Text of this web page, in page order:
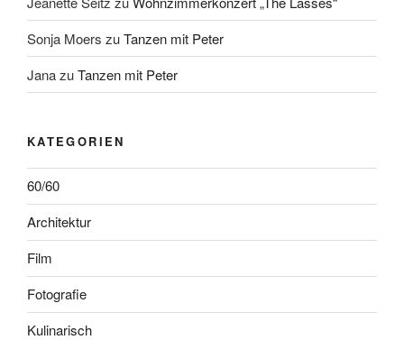
Sonja Moers zuTanzen mit Peter
JanazuTanzen mit Peter
KATEGORIEN
60/60
Architektur
Film
Fotografie
Kulinarisch